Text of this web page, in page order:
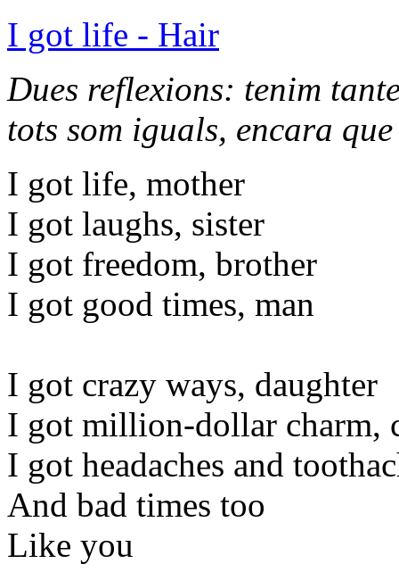
I got life - Hair
Dues reflexions: tenim
tots som iguals, encara
I got life, mother
I got laughs, sister
I got freedom, brother
I got good times, man
I got crazy ways, daughter
I got million-dollar charm,
I got headaches and
And bad times too
Like you